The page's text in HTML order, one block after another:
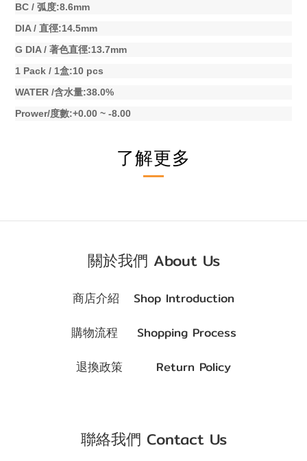
BC / 弧度:8.6mm
DIA / 直徑:14.5mm
G DIA / 著色直徑:13.7mm
1 Pack / 1盒:10 pcs
WATER /含水量:38.0%
Prower/度數:+0.00 ~ -8.00
了解更多
關於我們 About Us
商店介紹 Shop Introduction
購物流程 Shopping Process
退換政策 Return Policy
聯絡我們 Contact Us